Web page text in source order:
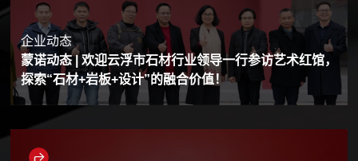
企业动态
蒙诺动态 | 欢迎云浮市石材行业领导一行参访艺术红馆，
探索“石材+岩板+设计”的融合价值！